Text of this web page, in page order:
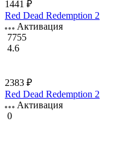
1441 ₽
Red Dead Redemption 2
Активация
7755
4.6
2383 ₽
Red Dead Redemption 2
Активация
0